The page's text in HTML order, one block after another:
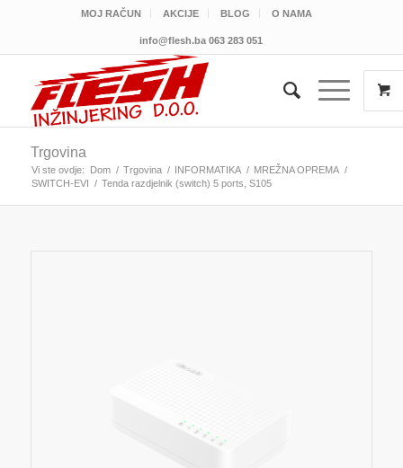
MOJ RAČUN AKCIJE BLOG O NAMA
info@flesh.ba 063 283 051
Trgovina
Vi ste ovdje: Dom / Trgovina / INFORMATIKA / MREŽNA OPREMA /
SWITCH-EVI / Tenda razdjelnik (switch) 5 ports, S105